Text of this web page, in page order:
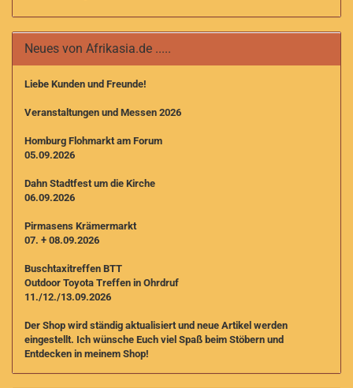
Neues von Afrikasia.de .....
Liebe Kunden und Freunde!
Veranstaltungen und Messen 2026
Homburg Flohmarkt am Forum
05.09.2026
Dahn Stadtfest um die Kirche
06.09.2026
Pirmasens Krämermarkt
07. + 08.09.2026
Buschtaxitreffen BTT
Outdoor Toyota Treffen in Ohrdruf
11./12./13.09.2026
Der Shop wird ständig aktualisiert und neue Artikel werden
eingestellt. Ich wünsche Euch viel Spaß beim Stöbern und
Entdecken in meinem Shop!